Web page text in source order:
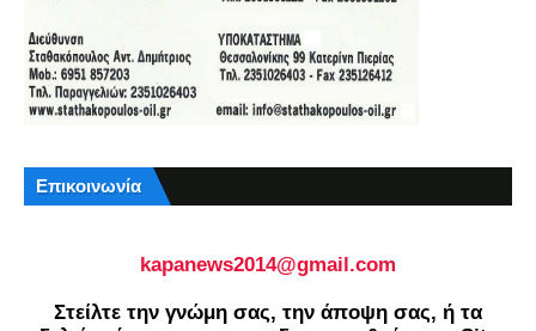
Επικοινωνία
kapanews2014@gmail.com
Στείλτε την γνώμη σας, την άποψη σας, ή τα